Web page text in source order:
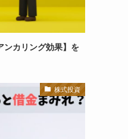
ンカリング効果】を
株式投資